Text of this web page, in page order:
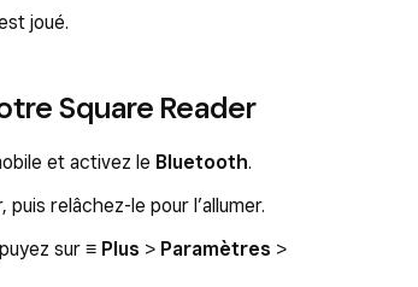
joué.
Square Reader
et activez le Bluetooth.
relâchez-le pour l’allumer.
sur ≡ Plus > Paramètres >